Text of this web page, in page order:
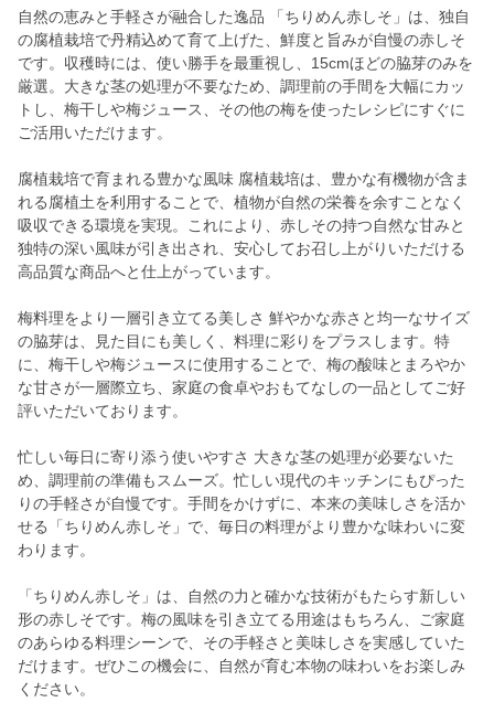
自然の恵みと手軽さが融合した逸品 「ちりめん赤しそ」は、独自
の腐植栽培で丹精込めて育て上げた、鮮度と旨みが自慢の赤しそ
です。収穫時には、使い勝手を最重視し、15cmほどの脇芽のみを
厳選。大きな茎の処理が不要なため、調理前の手間を大幅にカッ
トし、梅干しや梅ジュース、その他の梅を使ったレシピにすぐに
ご活用いただけます。
腐植栽培で育まれる豊かな風味 腐植栽培は、豊かな有機物が含ま
れる腐植土を利用することで、植物が自然の栄養を余すことなく
吸収できる環境を実現。これにより、赤しその持つ自然な甘みと
独特の深い風味が引き出され、安心してお召し上がりいただける
高品質な商品へと仕上がっています。
梅料理をより一層引き立てる美しさ 鮮やかな赤さと均一なサイズ
の脇芽は、見た目にも美しく、料理に彩りをプラスします。特
に、梅干しや梅ジュースに使用することで、梅の酸味とまろやか
な甘さが一層際立ち、家庭の食卓やおもてなしの一品としてご好
評いただいております。
忙しい毎日に寄り添う使いやすさ 大きな茎の処理が必要ないた
め、調理前の準備もスムーズ。忙しい現代のキッチンにもぴった
りの手軽さが自慢です。手間をかけずに、本来の美味しさを活か
せる「ちりめん赤しそ」で、毎日の料理がより豊かな味わいに変
わります。
「ちりめん赤しそ」は、自然の力と確かな技術がもたらす新しい
形の赤しそです。梅の風味を引き立てる用途はもちろん、ご家庭
のあらゆる料理シーンで、その手軽さと美味しさを実感していた
だけます。ぜひこの機会に、自然が育む本物の味わいをお楽しみ
ください。